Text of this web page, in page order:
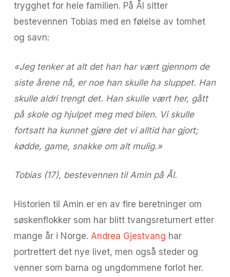
trygghet for hele familien. På Ål sitter
bestevennen Tobias med en følelse av tomhet
og savn:
«Jeg tenker at alt det han har vært gjennom de
siste årene nå, er noe han skulle ha sluppet. Han
skulle aldri trengt det. Han skulle vært her, gått
på skole og hjulpet meg med bilen. Vi skulle
fortsatt ha kunnet gjøre det vi alltid har gjort;
kødde, game, snakke om alt mulig.»
Tobias (17), bestevennen til Amin på Ål.
Historien til Amin er en av fire beretninger om
søskenflokker som har blitt tvangsreturnert etter
mange år i Norge. Andrea Gjestvang har
portrettert det nye livet, men også steder og
venner som barna og ungdommene forlot her.